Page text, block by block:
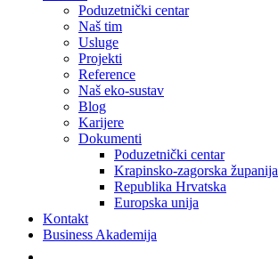
Poduzetnički centar
Naš tim
Usluge
Projekti
Reference
Naš eko-sustav
Blog
Karijere
Dokumenti
Poduzetnički centar
Krapinsko-zagorska županija
Republika Hrvatska
Europska unija
Kontakt
Business Akademija